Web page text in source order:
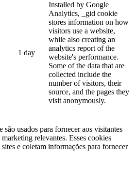
1 day
Installed by Google
Analytics, _gid cookie
stores information on how
visitors use a website,
while also creating an
analytics report of the
website's performance.
Some of the data that are
collected include the
number of visitors, their
source, and the pages they
visit anonymously.
usados para fornecer aos visitantes
relevantes. Esses cookies
e coletam informações para fornecer